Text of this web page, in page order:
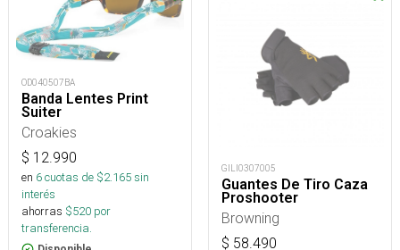
OD040507BA
Banda Lentes Print
Suiter
Croakies
$ 12.990
en 6cuotas de $2.165sin
interés
ahorras $520 por
transferencia.
GILI0307005
Guantes De Tiro Caza
Proshooter
Browning
$ 58.490